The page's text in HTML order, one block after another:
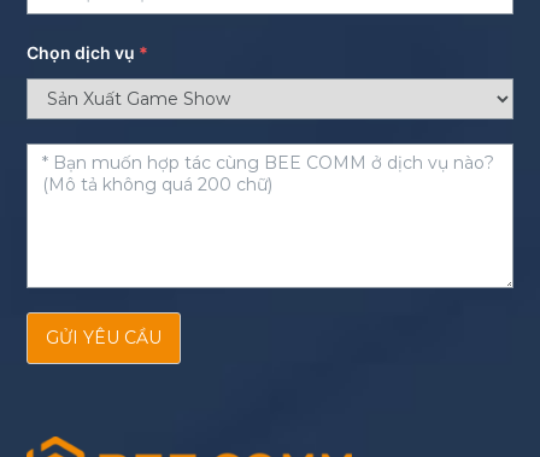
Chọn dịch vụ *
GỬI YÊU CẦU